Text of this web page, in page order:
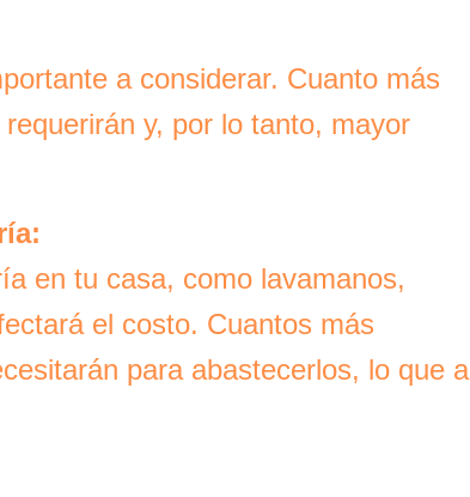
a considerar. Cuanto más
y, por lo tanto, mayor
en tu casa, como lavamanos,
el costo. Cuantos más
para abastecerlos, lo que a